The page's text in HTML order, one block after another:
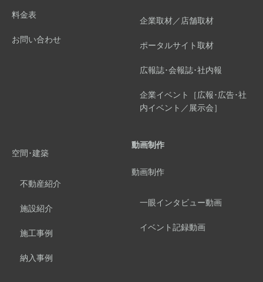
料金表
お問い合わせ
企業取材／店舗取材
ポータルサイト取材
広報誌･会報誌･社内報
企業イベント［広報･広告･社
内イベント／展示会］
空間･建築
不動産紹介
施設紹介
施工事例
納入事例
動画制作
動画制作
一眼インタビュー動画
イベント記録動画